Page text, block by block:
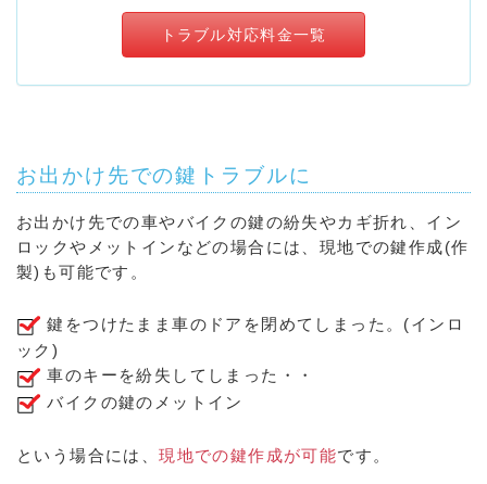
トラブル対応料金一覧
お出かけ先での鍵トラブルに
お出かけ先での車やバイクの鍵の紛失やカギ折れ、イン
ロックやメットインなどの場合には、現地での鍵作成(作
製)も可能です。
鍵をつけたまま車のドアを閉めてしまった。(インロ
ック)
車のキーを紛失してしまった・・
バイクの鍵のメットイン
という場合には、現地での鍵作成が可能です。